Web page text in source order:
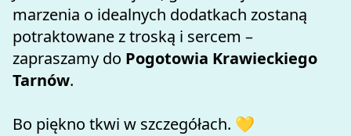
marzenia o idealnych dodatkach zostaną
potraktowane z troską i sercem –
zapraszamy do Pogotowia Krawieckiego
Tarnów.
Bo piękno tkwi w szczegółach. 💛